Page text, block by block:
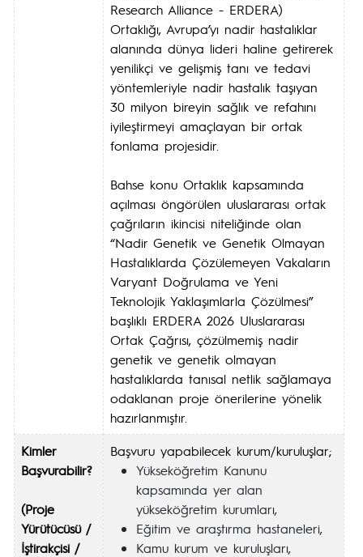
Research Alliance - ERDERA)
Ortaklığı, Avrupa’yı nadir hastalıklar
alanında dünya lideri haline getirerek
yenilikçi ve gelişmiş tanı ve tedavi
yöntemleriyle nadir hastalık taşıyan
30 milyon bireyin sağlık ve refahını
iyileştirmeyi amaçlayan bir ortak
fonlama projesidir.
Bahse konu Ortaklık kapsamında
açılması öngörülen uluslararası ortak
çağrıların ikincisi niteliğinde olan
“Nadir Genetik ve Genetik Olmayan
Hastalıklarda Çözülemeyen Vakaların
Varyant Doğrulama ve Yeni
Teknolojik Yaklaşımlarla Çözülmesi”
başlıklı ERDERA 2026 Uluslararası
Ortak Çağrısı, çözülmemiş nadir
genetik ve genetik olmayan
hastalıklarda tanısal netlik sağlamaya
odaklanan proje önerilerine yönelik
hazırlanmıştır.
Kimler
Başvurabilir?
(Proje
Yürütücüsü /
İştirakçisi /
Başvuru yapabilecek kurum/kuruluşlar;
Yükseköğretim Kanunu
kapsamında yer alan
yükseköğretim kurumları,
Eğitim ve araştırma hastaneleri,
Kamu kurum ve kuruluşları,